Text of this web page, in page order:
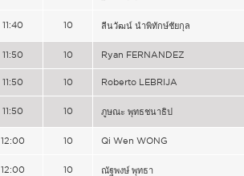
11:40 10 ลีนวัฒน์ นำพิทักษ์ชัยกุล
11:50 10 Ryan FERNANDEZ
11:50 10 Roberto LEBRIJA
11:50 10 ภูษณะ พุทธชนาธิป
12:00 10 Qi Wen WONG
12:00 10 ณัฐพงษ์ พุทธา